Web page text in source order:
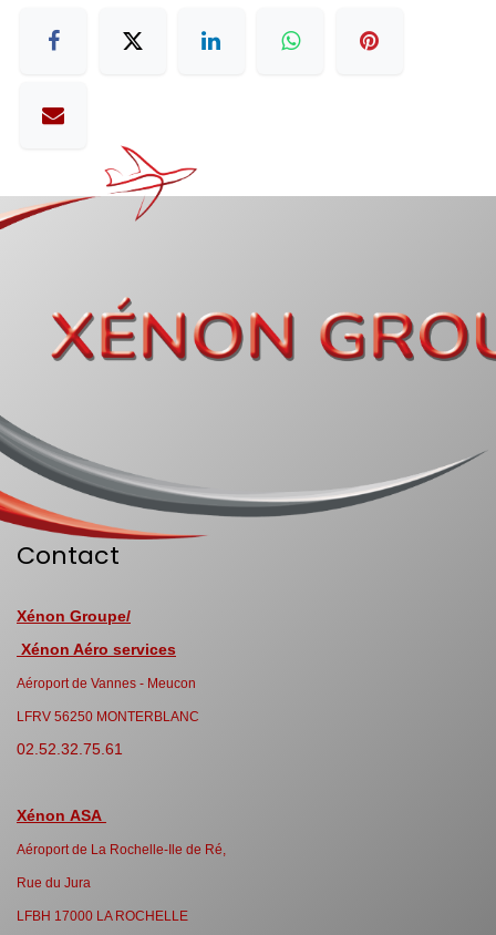
Contact
Xénon Groupe/
Xénon Aéro services
Aéroport de Vannes - Meucon
LFRV 56250 MONTERBLANC
02.52.32.75.61
Xénon ASA
Aéroport de La Rochelle-Ile de Ré,
Rue du Jura
LFBH 17000 LA ROCHELLE